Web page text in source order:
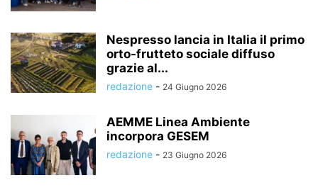
Nespresso lancia in Italia il primo
orto-frutteto sociale diffuso
grazie al...
redazione - 24 Giugno 2026
AEMME Linea Ambiente
incorpora GESEM
redazione - 23 Giugno 2026